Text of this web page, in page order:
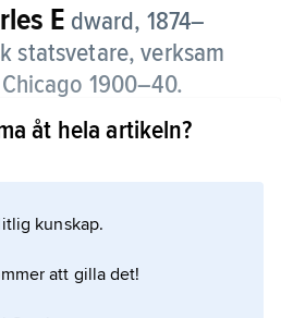
E dward, 1874–
statsvetare, verksam
1900–40.
i Chicago 1903–17 och
i utvecklingen av den
förmåga
svagheter, vilka han
åt hela artikeln?
kunskap.
att gilla det!